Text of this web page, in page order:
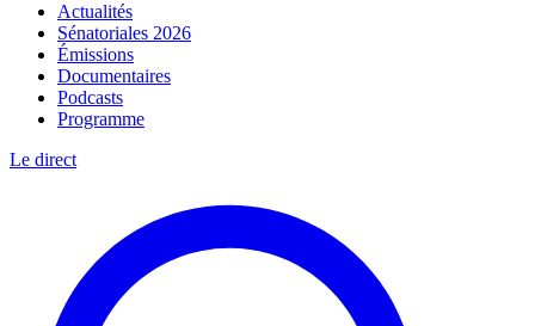
Actualités
Sénatoriales 2026
Émissions
Documentaires
Podcasts
Programme
Le direct